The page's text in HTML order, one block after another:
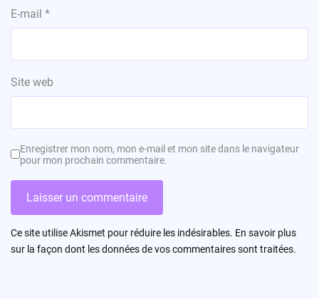
E-mail *
Site web
Enregistrer mon nom, mon e-mail et mon site dans le navigateur
pour mon prochain commentaire.
Ce site utilise Akismet pour réduire les indésirables. En savoir plus
sur la façon dont les données de vos commentaires sont traitées.